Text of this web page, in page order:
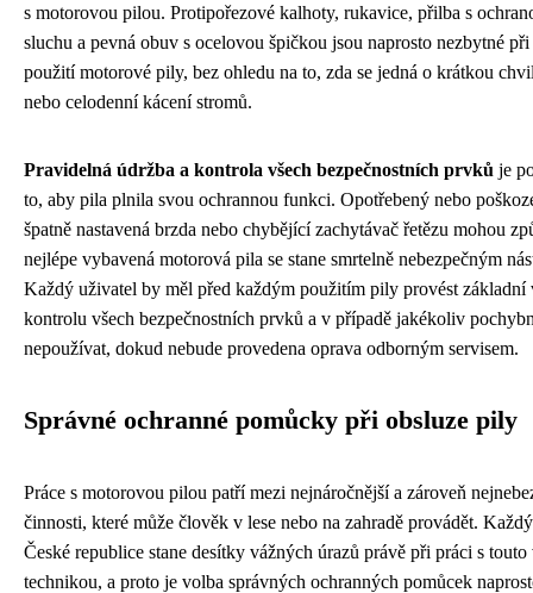
s motorovou pilou. Protipořezové kalhoty, rukavice, přilba s
sluchu a pevná obuv s ocelovou špičkou jsou naprosto nezbytné
použití motorové pily, bez ohledu na to, zda se jedná o krátkou
nebo celodenní kácení stromů.
Pravidelná údržba a kontrola všech bezpečnostních prvků je
to, aby pila plnila svou ochrannou funkci. Opotřebený nebo
špatně nastavená brzda nebo chybějící zachytávač řetězu mohou
nejlépe vybavená motorová pila se stane smrtelně nebezpečným
Každý uživatel by měl před každým použitím pily provést základní
kontrolu všech bezpečnostních prvků a v případě jakékoliv
nepoužívat, dokud nebude provedena oprava odborným servisem.
Správné ochranné pomůcky při obsluze pily
Práce s motorovou pilou patří mezi nejnáročnější a zároveň
činnosti, které může člověk v lese nebo na zahradě provádět.
České republice stane desítky vážných úrazů právě při práci s
technikou, a proto je volba správných ochranných pomůcek